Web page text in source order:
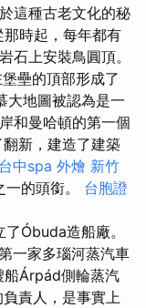
這種古老文化的秘
那時起，每年都有
石上安裝鳥圓頂。
壘的頂部形成了
大地圖被認為是一
和曼哈頓的第一個
新，建造了建築
台中spa 外燴 新竹
的頭銜。 台胞證
Óbuda造船廠。
一家多瑙河蒸汽車
船Árpád側輪蒸汽
責人，是事實上